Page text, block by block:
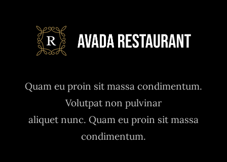
Quam eu proin sit massa condimentum.
Volutpat non pulvinar
aliquet nunc. Quam eu proin sit massa
condimentum.